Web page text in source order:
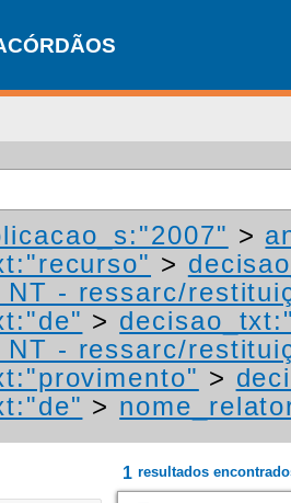
>
>
NT - ressarc/
>
NT - ressarc/
>
>
1 resultados